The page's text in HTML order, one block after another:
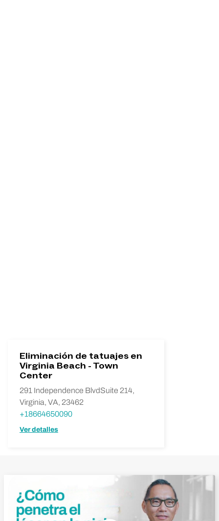
Eliminación de tatuajes en
Virginia Beach - Town
Center
291 Independence BlvdSuite 214,
Virginia, VA, 23462
+18664650090
Ver detalles
Reproducir vídeo